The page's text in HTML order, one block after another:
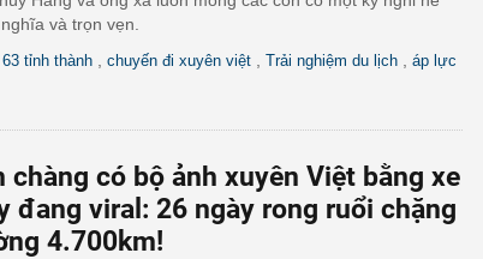
và trọn vẹn.
63 tỉnh thành chuyến đi xuyên việt Trải nghiệm du lịch
áp lực
chàng có bộ ảnh xuyên Việt bằng xe
đang viral: 26 ngày rong ruổi chặng
4.700km!